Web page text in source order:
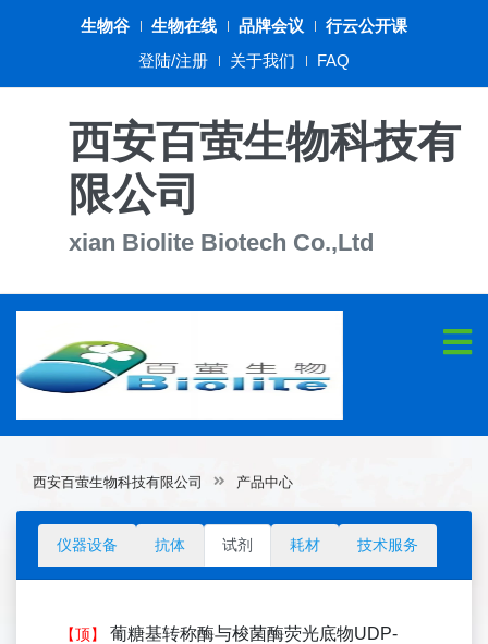
生物谷 生物在线 品牌会议
行云公开课
登陆/注册
关于我们 FAQ
西安百萤生物科技有
限公司
xian Biolite Biotech Co.,Ltd
西安百萤生物科技有限公司 产品中心
仪器设备 抗体 试剂 耗材 技术服务
【顶】
葡糖基转称酶与梭菌酶荧光底物UDP-